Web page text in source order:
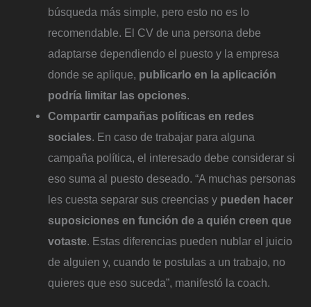
búsqueda más simple, pero esto no es lo
recomendable. El CV de una persona debe
adaptarse dependiendo el puesto y la empresa
donde se aplique, publicarlo en la aplicación
podría limitar las opciones.
Compartir campañas políticas en redes
sociales. En caso de trabajar para alguna
campaña política, el interesado debe considerar si
eso suma al puesto deseado. “A muchas personas
les cuesta separar sus creencias y pueden hacer
suposiciones en función de a quién creen que
votaste. Estas diferencias pueden nublar el juicio
de alguien y, cuando te postulas a un trabajo, no
quieres que eso suceda”, manifestó la coach.